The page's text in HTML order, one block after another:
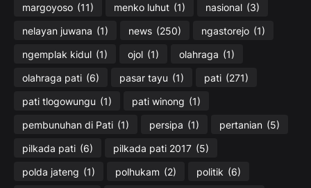
margoyoso (11) menko luhut (1) nasional (3)
nelayan juwana (1) news (250) ngastorejo (1)
ngemplak kidul (1) ojol (1) olahraga (1)
olahraga pati (6) pasar tayu (1) pati (271)
pati tlogowungu (1) pati winong (1)
pembunuhan di Pati (1) persipa (1) pertanian (5)
pilkada pati (6) pilkada pati 2017 (5)
polda jateng (1) polhukam (2) politik (6)